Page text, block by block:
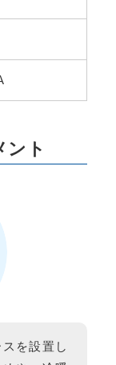
ント
を設置し